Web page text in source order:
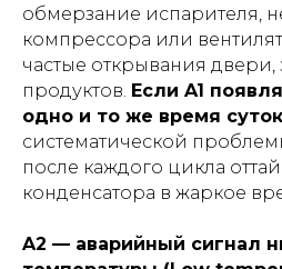
обмерзание испарителя,
компрессора или
частые открывания двери,
продуктов. Если A1
одно и то же время суток
систематической
после каждого цикла
конденсатора в жаркое
A2 — аварийный сигнал